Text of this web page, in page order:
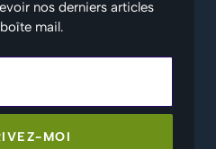
nos derniers articles
mail.
MOI